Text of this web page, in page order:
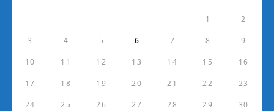
1 2
3 4 5 6 7 8 9
10 11 12 13 14 15 16
17 18 19 20 21 22 23
24 25 26 27 28 29 30